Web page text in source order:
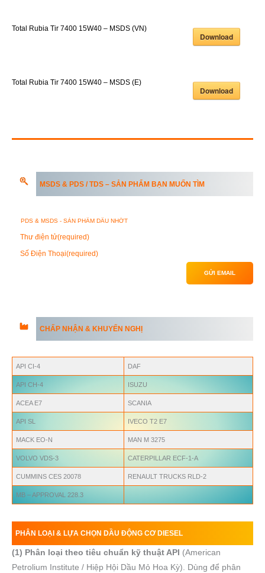
Total Rubia Tir 7400 15W40 – MSDS (VN)
Download
Total Rubia Tir 7400 15W40 – MSDS (E)
Download
MSDS & PDS / TDS – SẢN PHẨM BẠN MUỐN TÌM
Thư điện tử(required)
Số Điện Thoại(required)
GỬI EMAIL
CHẤP NHẬN & KHUYẾN NGHỊ
API CI-4 DAF
API CH-4 ISUZU
ACEA E7 SCANIA
API SL IVECO T2 E7
MACK EO-N MAN M 3275
VOLVO VDS-3 CATERPILLAR ECF-1-A
CUMMINS CES 20078 RENAULT TRUCKS RLD-2
MB – APPROVAL 228.3
PHÂN LOẠI & LỰA CHỌN DẦU ĐỘNG CƠ DIESEL
(1) Phân loại theo tiêu chuẩn kỹ thuật API (American
Petrolium Institute / Hiệp Hội Dầu Mỏ Hoa Kỳ). Dùng để phân